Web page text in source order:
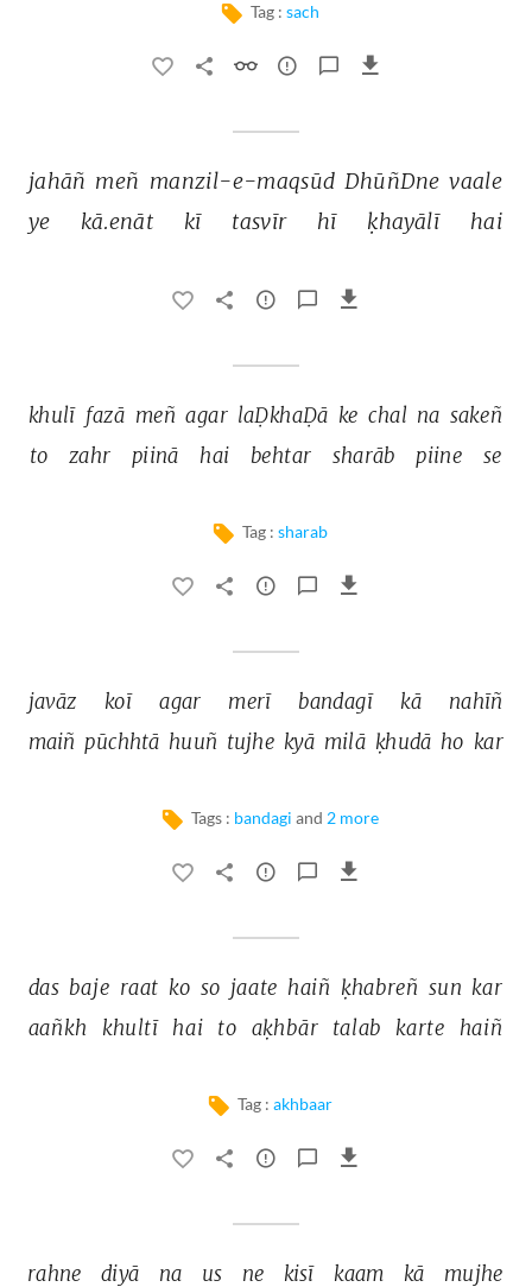
Tag : sach
jahāñ meñ manzil-e-maqsūd DhūñDne vaale
ye
kā.enāt kī tasvīr hī ḳhayālī hai
khulī fazā meñ agar laḌkhaḌā ke chal na sakeñ
to
zahr piinā hai behtar sharāb piine se
Tag : sharab
javāz koī agar merī bandagī kā
nahīñ
maiñ pūchhtā huuñ tujhe kyā milā ḳhudā ho kar
Tags : bandagi and 2 more
das baje raat ko so jaate haiñ ḳhabreñ sun kar
aañkh
khultī hai to aḳhbār talab karte haiñ
Tag : akhbaar
rahne diyā na us ne kisī kaam kā
mujhe